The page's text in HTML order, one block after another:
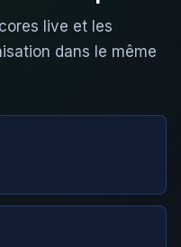
live et les
dans le même